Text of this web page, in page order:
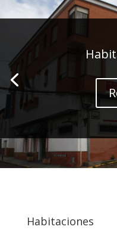
Habitaciones